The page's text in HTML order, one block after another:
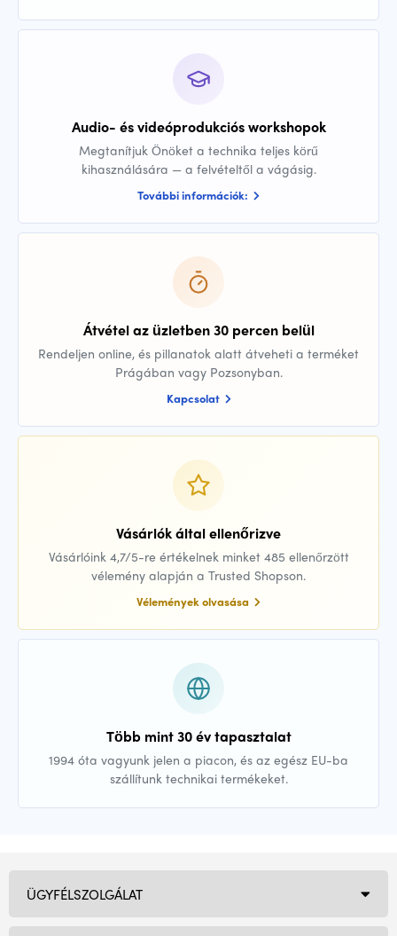
Audio- és videóprodukciós workshopok
Megtanítjuk Önöket a technika teljes körű
kihasználására — a felvételtől a vágásig.
További információk:
Átvétel az üzletben 30 percen belül
Rendeljen online, és pillanatok alatt átveheti a terméket
Prágában vagy Pozsonyban.
Kapcsolat
Vásárlók által ellenőrizve
Vásárlóink 4,7/5-re értékelnek minket 485 ellenőrzött
vélemény alapján a Trusted Shopson.
Vélemények olvasása
Több mint 30 év tapasztalat
1994 óta vagyunk jelen a piacon, és az egész EU-ba
szállítunk technikai termékeket.
ÜGYFÉLSZOLGÁLAT